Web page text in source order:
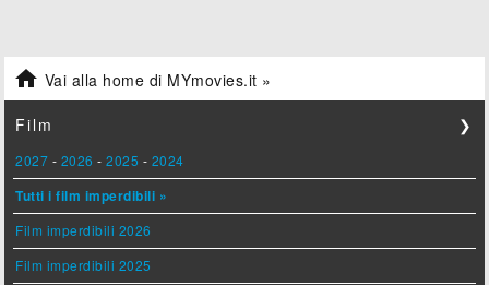
 Vai alla home di MYmovies.it »
Film ❯
2027 - 2026 -2025 - 2024
Tutti i film imperdibili »
Film imperdibili 2026
Film imperdibili 2025